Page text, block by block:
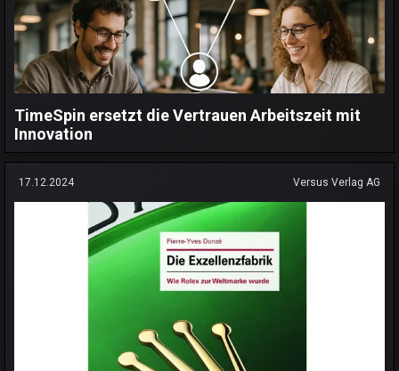
TimeSpin ersetzt die Vertrauen Arbeitszeit mit
Innovation
17.12.2024 Versus Verlag AG